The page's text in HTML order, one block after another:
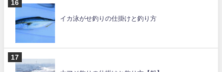
イカ泳がせ釣りの仕掛けと釣り方